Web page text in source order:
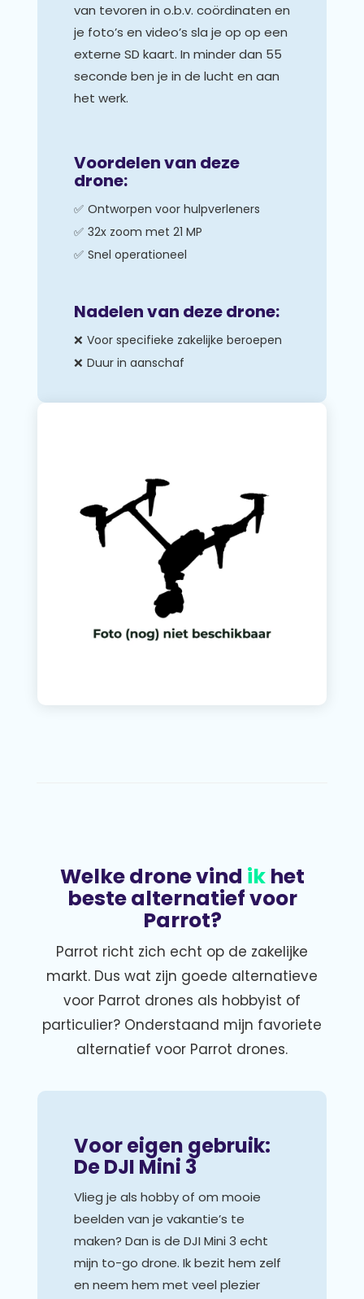
van tevoren in o.b.v. coördinaten en
je foto’s en video’s sla je op op een
externe SD kaart. In minder dan 55
seconde ben je in de lucht en aan
het werk.
Voordelen van deze
drone:
Ontworpen voor hulpverleners
32x zoom met 21 MP
Snel operationeel
Nadelen van deze drone:
Voor specifieke zakelijke beroepen
Duur in aanschaf
Welke drone vind ikhet
beste alternatief voor
Parrot?
Parrot richt zich echt op de zakelijke
markt. Dus wat zijn goede alternatieve
voor Parrot drones als hobbyist of
particulier? Onderstaand mijn favoriete
alternatief voor Parrot drones.
Voor eigen gebruik:
De DJI Mini 3
Vlieg je als hobby of om mooie
beelden van je vakantie’s te
maken? Dan is de DJI Mini 3 echt
mijn to-go drone. Ik bezit hem zelf
en neem hem met veel plezier